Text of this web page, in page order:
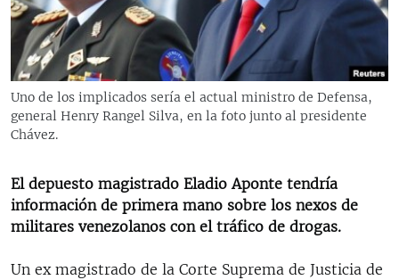
RADIO MARTÍ
ESPECIALES
ESPECIALES
LA REALIDAD DE LA VIVIENDA EN CUBA
SER VIEJO EN CUBA
KENTU-CUBANO
LOS SANTOS DE HIALEAH
LA INVASIÓN DE RUSIA A UCRANIA
MULTIMEDIA
EDITORIALES
Uno de los implicados sería el actual ministro de Defensa,
general Henry Rangel Silva, en la foto junto al presidente
Chávez.
El depuesto magistrado Eladio Aponte tendría
información de primera mano sobre los nexos de
militares venezolanos con el tráfico de drogas.
Un ex magistrado de la Corte Suprema de Justicia de